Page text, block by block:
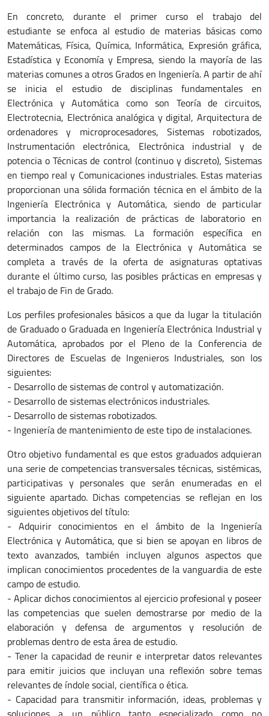
En concreto, durante el primer curso el trabajo del
estudiante se enfoca al estudio de materias básicas como
Matemáticas, Física, Química, Informática, Expresión gráfica,
Estadística y Economía y Empresa, siendo la mayoría de las
materias comunes a otros Grados en Ingeniería. A partir de ahí
se inicia el estudio de disciplinas fundamentales en
Electrónica y Automática como son Teoría de circuitos,
Electrotecnia, Electrónica analógica y digital, Arquitectura de
ordenadores y microprocesadores, Sistemas robotizados,
Instrumentación electrónica, Electrónica industrial y de
potencia o Técnicas de control (continuo y discreto), Sistemas
en tiempo real y Comunicaciones industriales. Estas materias
proporcionan una sólida formación técnica en el ámbito de la
Ingeniería Electrónica y Automática, siendo de particular
importancia la realización de prácticas de laboratorio en
relación con las mismas. La formación específica en
determinados campos de la Electrónica y Automática se
completa a través de la oferta de asignaturas optativas
durante el último curso, las posibles prácticas en empresas y
el trabajo de Fin de Grado.
Los perfiles profesionales básicos a que da lugar la titulación
de Graduado o Graduada en Ingeniería Electrónica Industrial y
Automática, aprobados por el Pleno de la Conferencia de
Directores de Escuelas de Ingenieros Industriales, son los
siguientes:
- Desarrollo de sistemas de control y automatización.
- Desarrollo de sistemas electrónicos industriales.
- Desarrollo de sistemas robotizados.
- Ingeniería de mantenimiento de este tipo de instalaciones.
Otro objetivo fundamental es que estos graduados adquieran
una serie de competencias transversales técnicas, sistémicas,
participativas y personales que serán enumeradas en el
siguiente apartado. Dichas competencias se reflejan en los
siguientes objetivos del título:
- Adquirir conocimientos en el ámbito de la Ingeniería
Electrónica y Automática, que si bien se apoyan en libros de
texto avanzados, también incluyen algunos aspectos que
implican conocimientos procedentes de la vanguardia de este
campo de estudio.
- Aplicar dichos conocimientos al ejercicio profesional y poseer
las competencias que suelen demostrarse por medio de la
elaboración y defensa de argumentos y resolución de
problemas dentro de esta área de estudio.
- Tener la capacidad de reunir e interpretar datos relevantes
para emitir juicios que incluyan una reflexión sobre temas
relevantes de índole social, científica o ética.
- Capacidad para transmitir información, ideas, problemas y